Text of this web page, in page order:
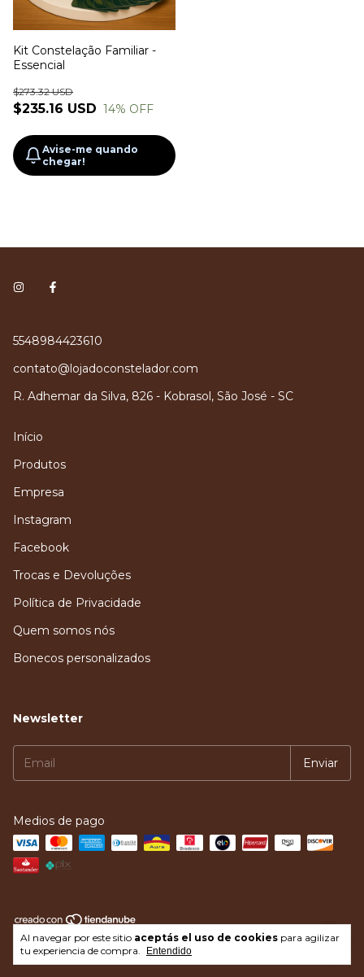
Al navegar por este sitio aceptás el uso de cookies para agilizar
tu experiencia de compra.
Entendido
Kit Constelação Familiar -
Essencial
$235.16 USD
$273.32 USD
14% OFF
Avise-me quando
chegar!
5548984423610
contato@lojadoconstelador.com
R. Adhemar da Silva, 826 - Kobrasol, São José - SC
Início
Produtos
Empresa
Instagram
Facebook
Trocas e Devoluções
Política de Privacidade
Quem somos nós
Bonecos personalizados
Newsletter
Medios de pago
Copyright Loja do Constelador - 2026. Todos los derechos reservados.